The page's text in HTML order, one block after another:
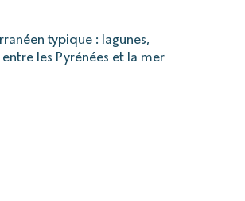
typique : lagunes,
les Pyrénées et la mer